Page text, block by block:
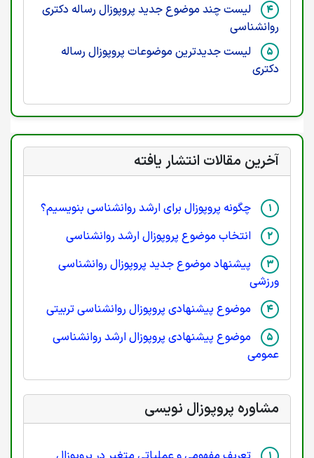
لیست چند موضوع جدید پروپوزال رساله دکتری
روانشناسی
لیست جدیدترین موضوعات پروپوزال رساله
دکتری
آخرین مقالات انتشار یافته
چگونه پروپوزال برای ارشد روانشناسی بنویسیم؟
انتخاب موضوع پروپوزال ارشد روانشناسی
پیشنهاد موضوع جدید پروپوزال روانشناسی
ورزشی
موضوع پیشنهادی پروپوزال روانشناسی تربیتی
موضوع پیشنهادی پروپوزال ارشد روانشناسی
عمومی
مشاوره پروپوزال نویسی